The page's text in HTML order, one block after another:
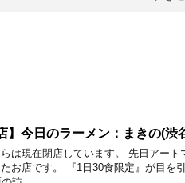
】今日のラーメン：まきの(
は現在閉店しています。 先日アー
お店です。 『1日30食限定』が目を